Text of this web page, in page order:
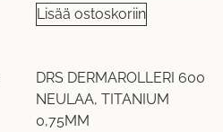
Lisää ostoskoriin
DRS DERMAROLLERI 600
NEULAA, TITANIUM
0,75MM